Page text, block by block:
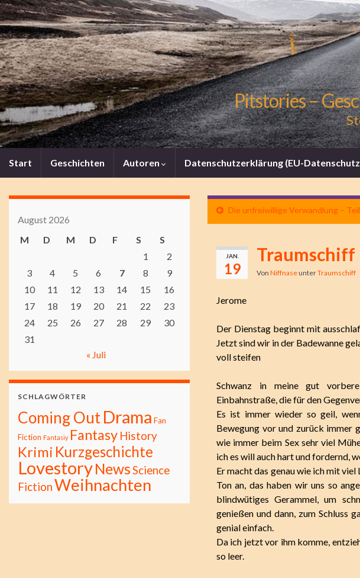
Pitstories –
Start Geschichten Autoren Datenschutzerklärung (EU-
Die unfreiwillige Verwandlung –
JAN.
19
Traumschiff
Von NiffnaseunterTraumschiff
Jerome
Der Dienstag beginnt mit
Jetzt sind wir in der Badewanne
voll steifen
Schwanz in meine gut
Einbahnstraße, die für den
Es ist immer wieder so geil,
Bewegung vor und zurück immer
wie immer beim Sex sehr viel
ich es will auch hart und fordernd,
Er macht das genau wie ich mit
Ton an, das haben wir uns so
blindwütiges Gerammel, um
genießen und dann, zum Schluss
genial einfach.
Da ich jetzt vor ihm komme,
so leer.
August 2026
M
D M D F S
S
1
2
3
4 5 6 7 8
9
10
11 12 13 14 15
16
17
18 19 20 21 22
23
24
25 26 27 28 29
30
31
« Juli
SCHLAGWÖRTER
Coming OutDrama Fan
Fiction Fantasiy Fantasy History
Krimi Kurzgeschichte
LovestoryNewsScience
FictionWeihnachten